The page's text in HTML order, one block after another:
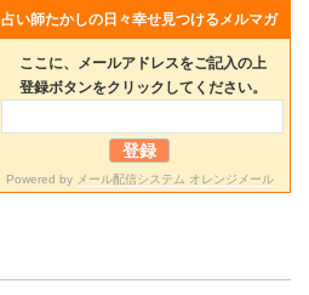
占い師たかしの日々幸せ見つけるメルマガ
ここに、メールアドレスをご記入の上
登録ボタンをクリックしてください。
Powered by メール配信システム オレンジメール